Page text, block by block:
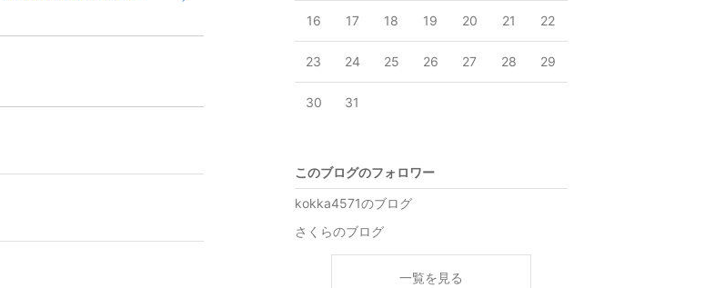
16 17 18 19 20 21 22
23 24 25 26 27 28 29
30 31
このブログのフォロワー
kokka4571のブログ
さくらのブログ
一覧を見る